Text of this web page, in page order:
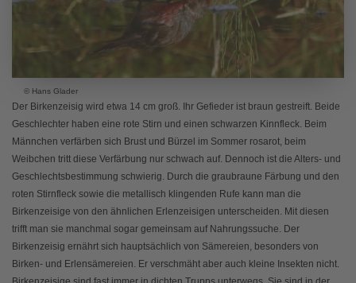
© Hans Glader
Der Birkenzeisig wird etwa 14 cm groß. Ihr Gefieder ist braun gestreift. Beide
Geschlechter haben eine rote Stirn und einen schwarzen Kinnfleck. Beim
Männchen verfärben sich Brust und Bürzel im Sommer rosarot, beim
Weibchen tritt diese Verfärbung nur schwach auf. Dennoch ist die Alters- und
Geschlechtsbestimmung schwierig. Durch die graubraune Färbung und den
roten Stirnfleck sowie die metallisch klingenden Rufe kann man die
Birkenzeisige von den ähnlichen Erlenzeisigen unterscheiden. Mit diesen
trifft man sie manchmal sogar gemeinsam auf Nahrungssuche. Der
Birkenzeisig ernährt sich hauptsächlich von Sämereien, besonders von
Birken- und Erlensämereien. Er verschmäht aber auch kleine Insekten nicht.